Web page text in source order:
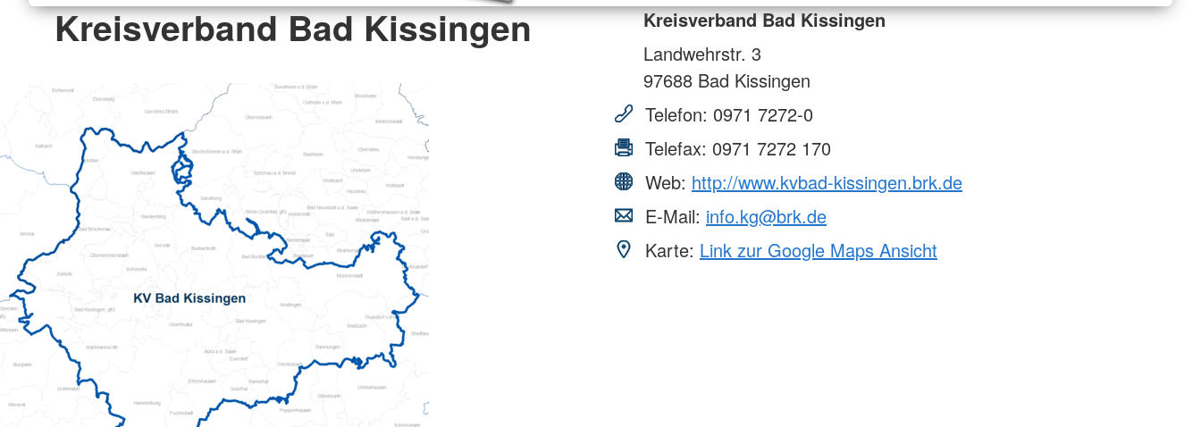
Kreisverband Bad Kissingen
Kreisverband Bad Kissingen
Landwehrstr. 3
97688 Bad Kissingen
Telefon: 0971 7272-0
Telefax: 0971 7272 170
Web: http://www.kvbad-kissingen.brk.de
E-Mail: info.kg@brk.de
Karte: Link zur Google Maps Ansicht